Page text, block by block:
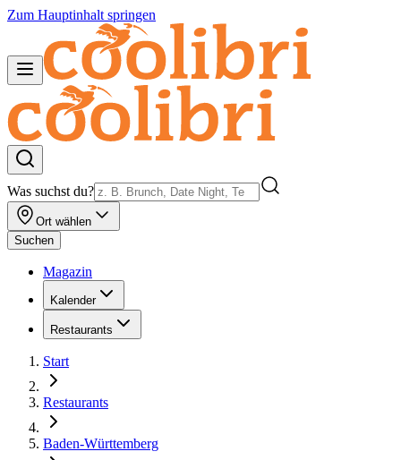
Zum Hauptinhalt springen
Was suchst du?
Ort wählen
Suchen
Magazin
Kalender
Restaurants
Start
Restaurants
Baden-Württemberg